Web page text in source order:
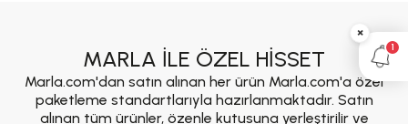
MARLA İLE ÖZEL HİSSET
Marla.com'dan satın alınan her ürün Marla.com'a özel
paketleme standartlarıyla hazırlanmaktadır. Satın
alınan tüm ürünler, özenle kutusuna yerleştirilir ve
×
1